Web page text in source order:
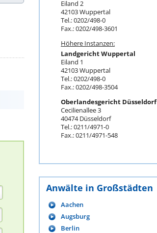
Eiland 2
42103 Wuppertal
Tel.: 0202/498-0
Fax.: 0202/498-3601
Höhere Instanzen:
Landgericht Wuppertal
Eiland 1
42103 Wuppertal
Tel.: 0202/498-0
Fax.: 0202/498-3504
Oberlandesgericht Düsseldorf
Cecilienallee 3
40474 Düsseldorf
Tel.: 0211/4971-0
Fax.: 0211/4971-548
Anwälte in Großstädten
Aachen
Augsburg
Berlin